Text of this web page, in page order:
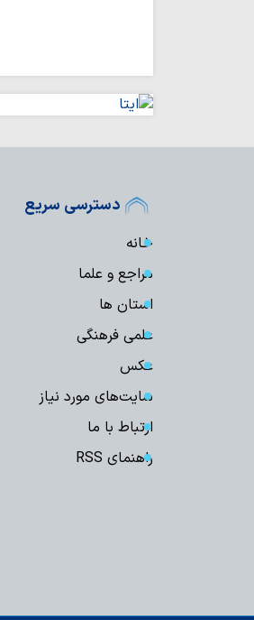
دسترسی سریع
خانه
مراجع و علما
استان ها
علمی فرهنگی
عکس
سایت‌های مورد نیاز
ارتباط با ما
راهنمای RSS